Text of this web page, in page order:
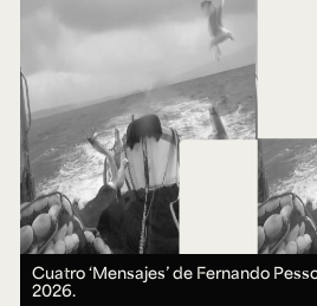
Cuatro ‘Mensajes’ de Fernando
2026.